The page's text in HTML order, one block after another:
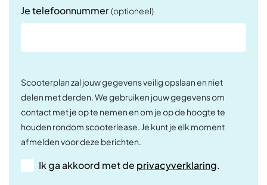
Je telefoonnummer(optioneel)
Scooterplan zal jouw gegevens veilig opslaan en niet
delen met derden. We gebruiken jouw gegevens om
contact met je op te nemen en om je op de hoogte te
houden rondom scooterlease. Je kunt je elk moment
afmelden voor deze berichten.
Ik ga akkoord met de privacyverklaring.